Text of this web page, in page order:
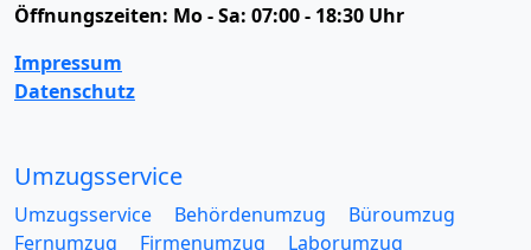
Öffnungszeiten: Mo - Sa: 07:00 - 18:30 Uhr
Impressum
Datenschutz
Umzugsservice
Umzugsservice Behördenumzug
Büroumzug
Fernumzug
Firmenumzug
Laborumzug